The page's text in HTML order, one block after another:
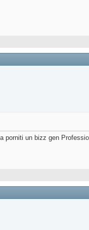
un bizz gen